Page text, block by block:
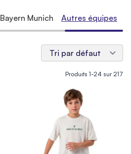
Produits 1-24 sur217
Bayern Munich Autres équipes